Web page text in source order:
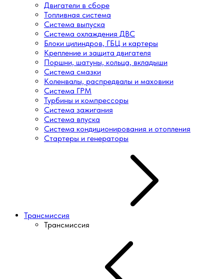
Двигатели в сборе
Топливная система
Система выпуска
Система охлаждения ДВС
Блоки цилиндров, ГБЦ и картеры
Крепление и защита двигателя
Поршни, шатуны, кольца, вкладыши
Система смазки
Коленвалы, распредвалы и маховики
Система ГРМ
Турбины и компрессоры
Система зажигания
Система впуска
Система кондиционирования и отопления
Стартеры и генераторы
Трансмиссия
Трансмиссия